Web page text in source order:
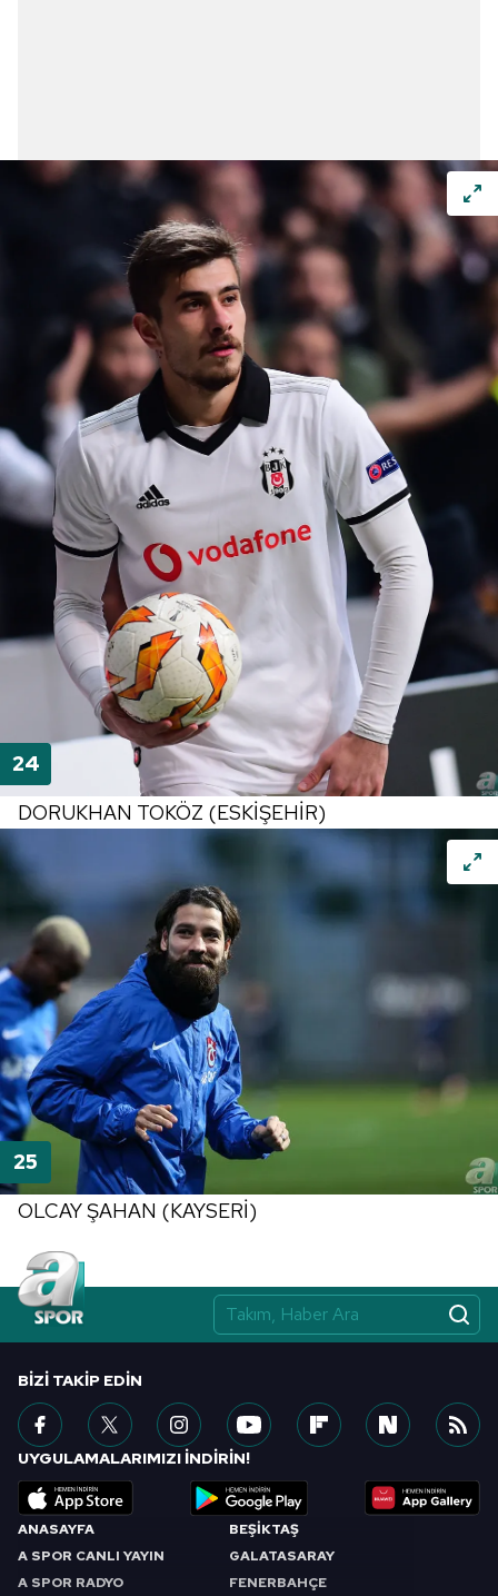
DORUKHAN TOKÖZ (ESKİŞEHİR)
OLCAY ŞAHAN (KAYSERİ)
ANASAYFA
A SPOR CANLI YAYIN
A SPOR RADYO
BEŞİKTAŞ
GALATASARAY
FENERBAHÇE
BIZI TAKIP EDIN
UYGULAMALARIMIZI İNDİRİN!